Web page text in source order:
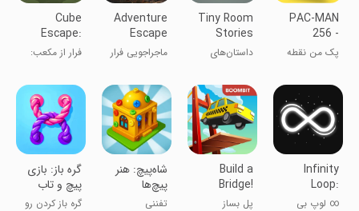
PAC-MAN
256 -
Endless
Maze
پک من نقطه
Tiny Room
Stories
Town
Mystery
داستان‌های
Adventure
Escape
Mysteries
ماجراجویی فرار
Cube
Escape:
Paradox
فرار از مکعب:
Infinity
Loop:
Relaxing
∞ لوپ بی
Build a
Bridge!
پل بساز
‏شاه‌پیچ: هنر
پیچ‌ها
تفننی
‏‏‏گره باز: بازی
پیچ و تاب
گره باز کردن رو